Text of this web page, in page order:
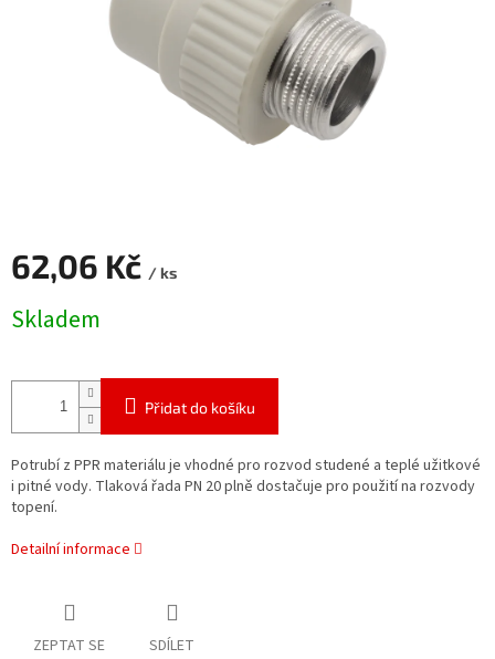
62,06 Kč / ks
cena:
Skladem
Přidat do košíku
Potrubí z PPR materiálu je vhodné pro rozvod studené a teplé užitkové
i pitné vody. Tlaková řada PN 20 plně dostačuje pro použití na rozvody
topení.
Detailní informace
ZEPTAT SE SDÍLET